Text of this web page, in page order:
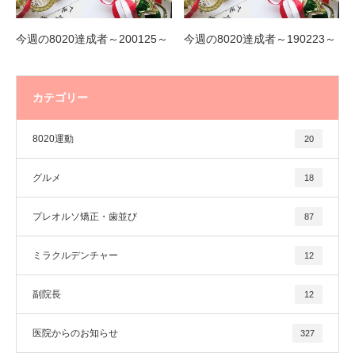
今週の8020達成者～200125～ 今週の8020達成者～190223～
カテゴリー
8020運動 20
グルメ 18
プレオルソ矯正・歯並び 87
ミラクルデンチャー 12
副院長 12
医院からのお知らせ 327